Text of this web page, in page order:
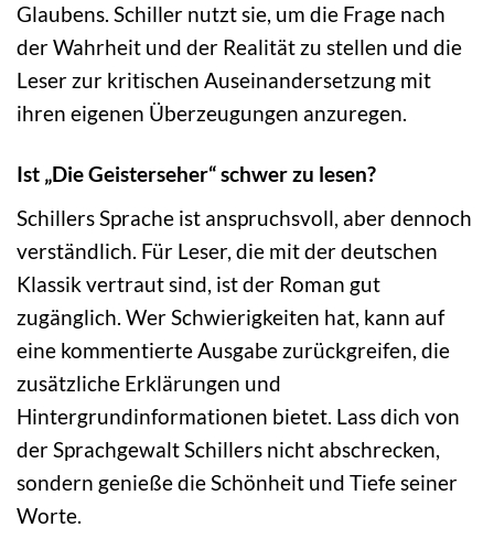
Glaubens. Schiller nutzt sie, um die Frage nach
der Wahrheit und der Realität zu stellen und die
Leser zur kritischen Auseinandersetzung mit
ihren eigenen Überzeugungen anzuregen.
Ist „Die Geisterseher“ schwer zu lesen?
Schillers Sprache ist anspruchsvoll, aber dennoch
verständlich. Für Leser, die mit der deutschen
Klassik vertraut sind, ist der Roman gut
zugänglich. Wer Schwierigkeiten hat, kann auf
eine kommentierte Ausgabe zurückgreifen, die
zusätzliche Erklärungen und
Hintergrundinformationen bietet. Lass dich von
der Sprachgewalt Schillers nicht abschrecken,
sondern genieße die Schönheit und Tiefe seiner
Worte.